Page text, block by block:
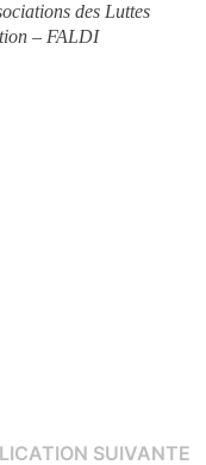
des Luttes
– FALDI
SUIVANTE